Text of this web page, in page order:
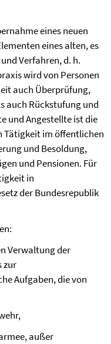
eines neuen
eines alten, es
Verfahren, d. h.
wird von Personen
auch Überprüfung,
auch Rückstufung und
und Angestellte ist die
Tätigkeit im öffentlichen
und Besoldung,
und Pensionen. Für
in
der Bundesrepublik
Verwaltung der
zur
Aufgaben, die von
außer